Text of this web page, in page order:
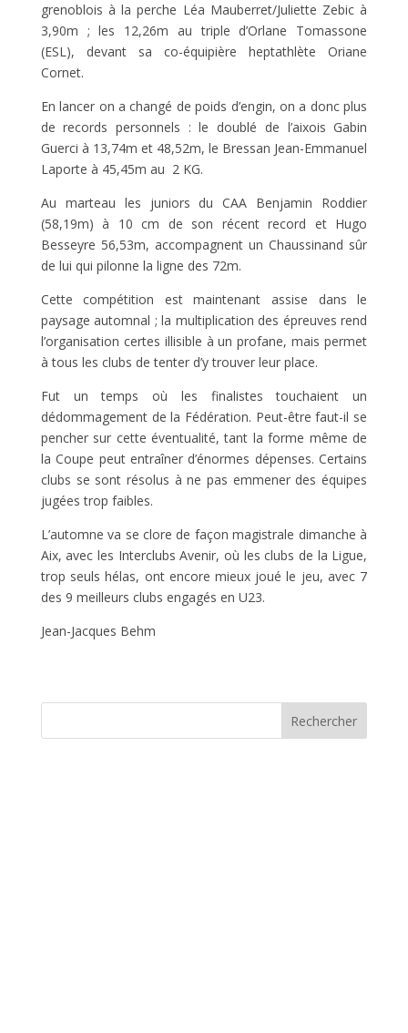
grenoblois à la perche Léa Mauberret/Juliette Zebic à
3,90m ; les 12,26m au triple d’Orlane Tomassone
(ESL), devant sa co-équipière heptathlète Oriane
Cornet.
En lancer on a changé de poids d’engin, on a donc plus
de records personnels : le doublé de l’aixois Gabin
Guerci à 13,74m et 48,52m, le Bressan Jean-Emmanuel
Laporte à 45,45m au 2 KG.
Au marteau les juniors du CAA Benjamin Roddier
(58,19m) à 10 cm de son récent record et Hugo
Besseyre 56,53m, accompagnent un Chaussinand sûr
de lui qui pilonne la ligne des 72m.
Cette compétition est maintenant assise dans le
paysage automnal ; la multiplication des épreuves rend
l’organisation certes illisible à un profane, mais permet
à tous les clubs de tenter d’y trouver leur place.
Fut un temps où les finalistes touchaient un
dédommagement de la Fédération. Peut-être faut-il se
pencher sur cette éventualité, tant la forme même de
la Coupe peut entraîner d’énormes dépenses. Certains
clubs se sont résolus à ne pas emmener des équipes
jugées trop faibles.
L’automne va se clore de façon magistrale dimanche à
Aix, avec les Interclubs Avenir, où les clubs de la Ligue,
trop seuls hélas, ont encore mieux joué le jeu, avec 7
des 9 meilleurs clubs engagés en U23.
Jean-Jacques Behm
Rechercher